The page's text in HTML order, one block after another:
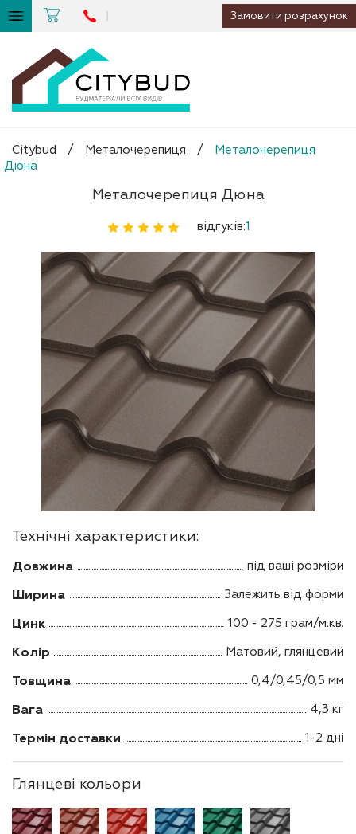
Замовити розрахунок
Citybud / Металочерепиця /
Металочерепиця
Дюна
Металочерепиця Дюна
відгуків:1
Технічні характеристики:
Довжина під ваші розміри
Ширина Залежить від форми
Цинк 100 - 275 грам/м.кв.
Колір Матовий, глянцевий
Товщина 0,4/0,45/0,5 мм
Вага 4,3 кг
Термін доставки 1-2 дні
Глянцеві кольори